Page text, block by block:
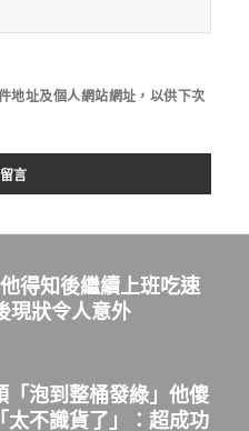
地址及個人網站網址，以供下次
得知後繼續上班吃速
現狀令人意外
「泡到整桶發綠」他傻
太不識貨了」：超成功